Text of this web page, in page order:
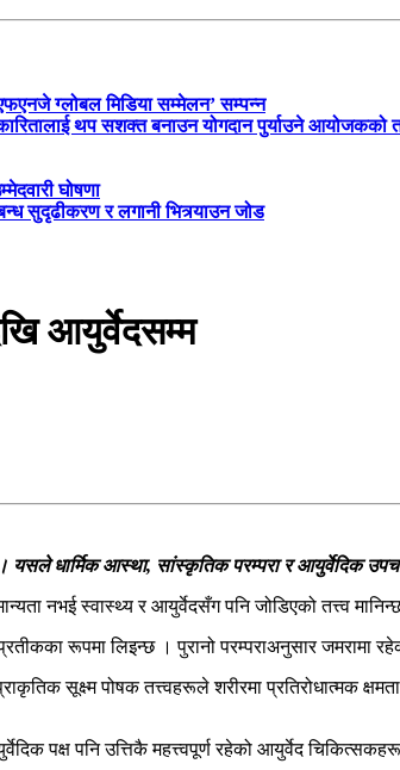
ग्लोबल मिडिया सम्मेलन’ सम्पन्न
थप सशक्त बनाउन योगदान पुर्याउने आयोजकको
घोषणा
सुदृढीकरण र लगानी भित्र्याउन जोड
आयुर्वेदसम्म
यसले धार्मिक आस्था, सांस्कृतिक परम्परा र आयुर्वेदिक
नभई स्वास्थ्य र आयुर्वेदसँग पनि जोडिएको तत्त्व
प्रतीकका रूपमा लिइन्छ । पुरानो परम्पराअनुसार
सूक्ष्म पोषक तत्त्वहरूले शरीरमा प्रतिरोधात्मक
पक्ष पनि उत्तिकै महत्त्वपूर्ण रहेको आयुर्वेद